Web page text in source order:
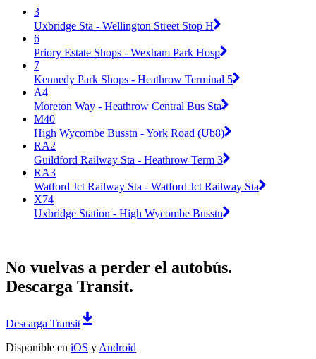
3
Uxbridge Sta - Wellington Street Stop H
6
Priory Estate Shops - Wexham Park Hosp
7
Kennedy Park Shops - Heathrow Terminal 5
A4
Moreton Way - Heathrow Central Bus Sta
M40
High Wycombe Busstn - York Road (Ub8)
RA2
Guildford Railway Sta - Heathrow Term 3
RA3
Watford Jct Railway Sta - Watford Jct Railway Sta
X74
Uxbridge Station - High Wycombe Busstn
No vuelvas a perder el autobús.
Descarga Transit.
Descarga Transit
Disponible en iOS y Android